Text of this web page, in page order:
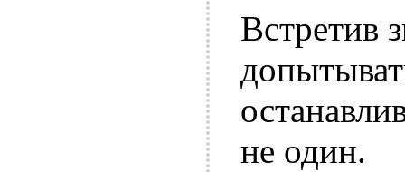
Встретив
не один.